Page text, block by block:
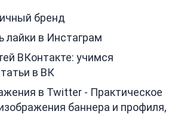
бренд
лайки в Инстаграм
ВКонтакте: учимся
в ВК
в Twitter - Практическое
баннера и профиля,